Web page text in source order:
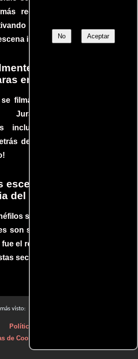
No Aceptar
recomendados del cine
audiencias y dejando
internacional.
Sucedió detrás
en Jurassic Park
filmaron algunas escenas
Jurassic Park, con
incluidas. ¡Descubre las
del rodaje de un clásico
escenas de acción
del cine
se juntaron para debatir
son sus escenas de acción
el resultado. No te pierdas
secuencias inolvidables.
más visto:
Políticas de privacidad
de Cookies